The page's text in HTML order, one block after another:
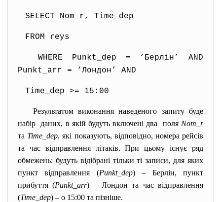
SELECT Nom_r, Time_dep
FROM reys
WHERE Punkt_dep = ‘Берлін’ AND
Punkt_arr = ‘Лондон’ AND
Time_dep >= 15:00
Результатом виконання наведеного запиту буде
набір даних, в якій будуть включені два поля Nom_r
та Time_dep, які показують, відповідно, номера рейсів
та час відправлення літаків. При цьому існує ряд
обмежень: будуть відібрані тільки ті записи, для яких
пункт відправлення (Punkt_dep) – Берлін, пункт
прибуття (Punkt_arr) – Лондон та час відправлення
(Time_dep) – о 15:00 та пізніше.